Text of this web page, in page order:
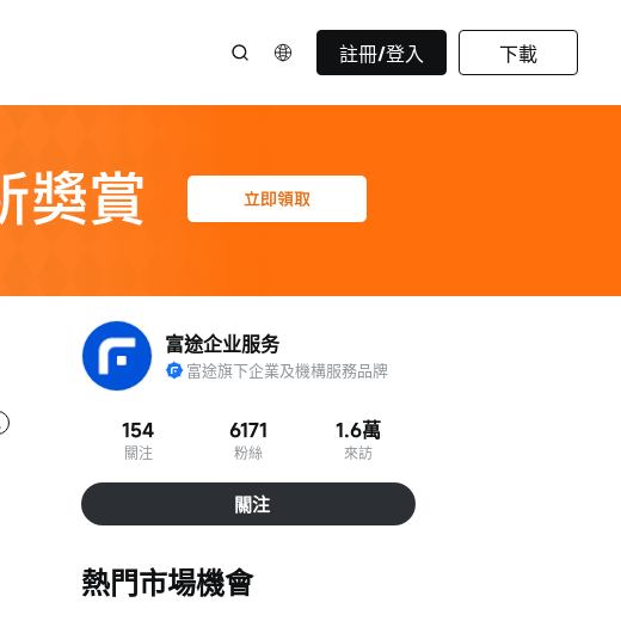
註冊/登入 下載
富途企业服务
富途旗下企業及機構服務品牌
154
關注
6171
粉絲
1.6萬
來訪
關注
熱門市場機會